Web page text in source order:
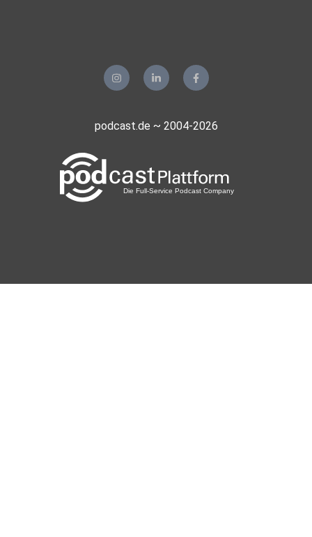
podcast.de ~ 2004-2026